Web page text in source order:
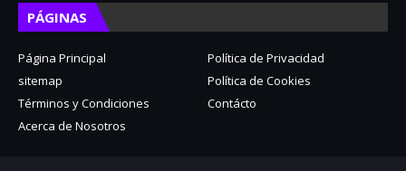
PÁGINAS
Página Principal
Política de Privacidad
sitemap
Política de Cookies
Términos y Condiciones
Contácto
Acerca de Nosotros